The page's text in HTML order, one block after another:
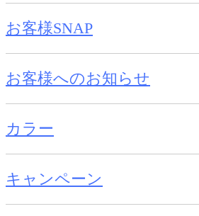
お客様SNAP
お客様へのお知らせ
カラー
キャンペーン